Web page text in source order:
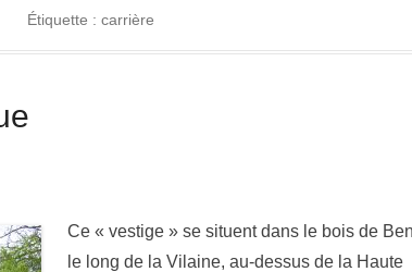
Étiquette : carrière
Ce « vestige » se situent dans le bois de
le long de la Vilaine, au-dessus de la Haute